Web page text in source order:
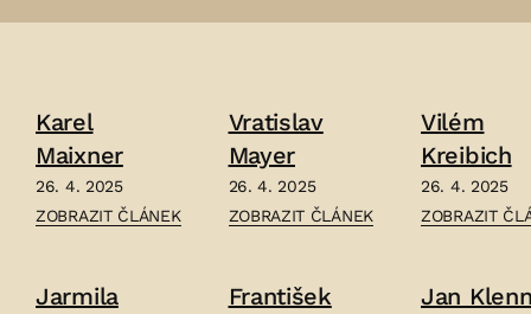
Karel
Maixner
26. 4. 2025
ČLÁNEK:
–
ZOBRAZIT ČLÁNEK
Vratislav
Mayer
26. 4. 2025
ČLÁNEK:
–
ZOBRAZIT ČLÁNEK
Vilém
Kreibich
26. 4. 2025
ČLÁNEK:
–
ZOBRAZIT
Jarmila
František
Jan